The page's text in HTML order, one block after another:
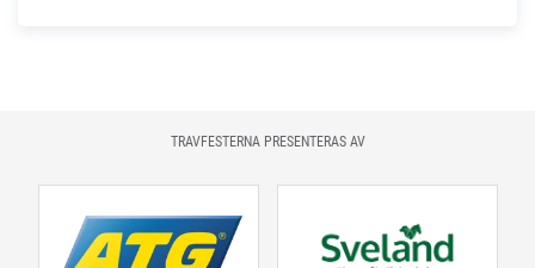
TRAVFESTERNA PRESENTERAS AV